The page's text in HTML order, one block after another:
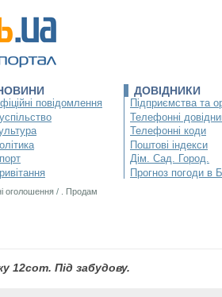
повідомлення
ДОВІДНИКИ
Підприємства та
Телефонні
Телефонні коди
Поштові індекси
Дім. Сад. Город.
Прогноз погоди в
оголошення / . Продам
12сот. Під забудову.